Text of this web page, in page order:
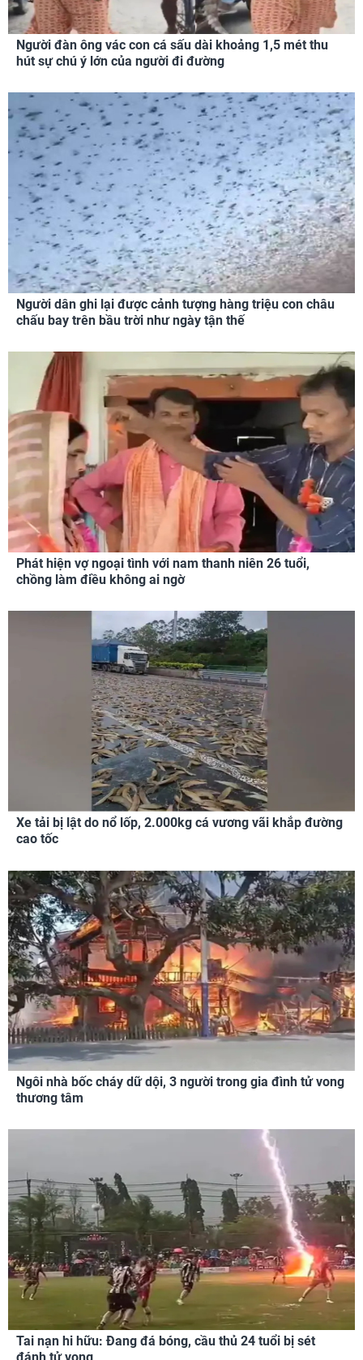
Người đàn ông vác con cá sấu dài khoảng 1,5 mét thu
hút sự chú ý lớn của người đi đường
Người dân ghi lại được cảnh tượng hàng triệu con châu
chấu bay trên bầu trời như ngày tận thế
Phát hiện vợ ngoại tình với nam thanh niên 26 tuổi,
chồng làm điều không ai ngờ
Xe tải bị lật do nổ lốp, 2.000kg cá vương vãi khắp đường
cao tốc
Ngôi nhà bốc cháy dữ dội, 3 người trong gia đình tử vong
thương tâm
Tai nạn hi hữu: Đang đá bóng, cầu thủ 24 tuổi bị sét